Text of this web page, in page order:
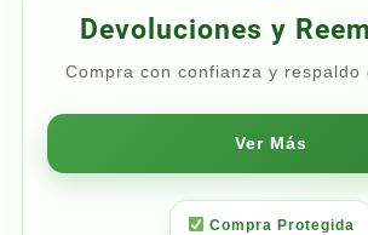
Devoluciones y
Compra con confianza y respaldo
Ver Más
Compra Protegida